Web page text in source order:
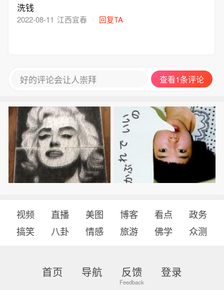
洗钱
2022-08-11 江西宜春 回复TA
好的评论会让人崇拜 查看1条评论
视频 直播 美图 博客 看点
政务
搞笑
八卦 情感 旅游 佛学 众测
首页 导航 反馈 登录